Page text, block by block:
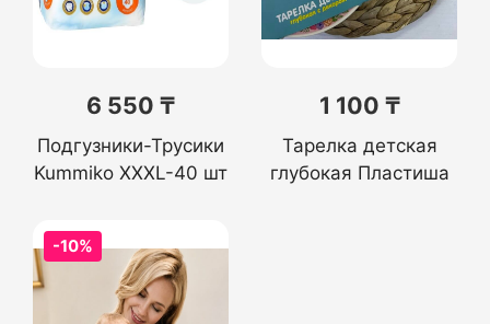
6 550 ₸
Подгузники-Трусики
Kummiko XXXL-40 шт
1 100 ₸
Тарелка детская
глубокая Пластиша
-10%